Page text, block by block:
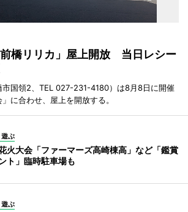
橋リリカ」屋上開放 当日レシー
市国領2、TEL 027-231-4180）は8月8日に開催
に合わせ、屋上を開放する。
遊ぶ
火大会「ファーマーズ高崎棟高」など「鑑賞
ト」臨時駐車場も
遊ぶ